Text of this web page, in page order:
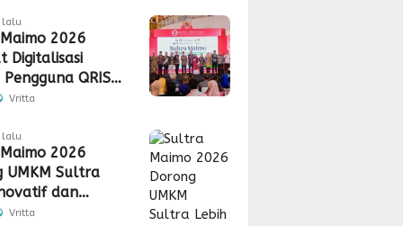
lalu
2026
Digitalisasi
Pengguna QRIS
350 Ribu
Vritta
lalu
2026
UMKM Sultra
dan
Saing
Vritta